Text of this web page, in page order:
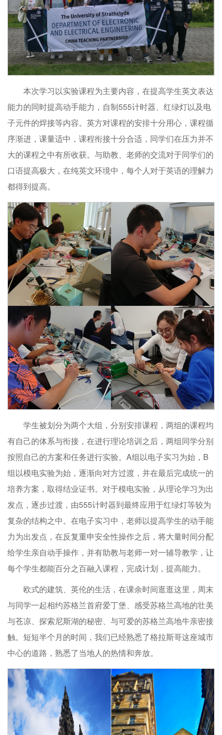
本次学习以实验课程为主要内容，在提高学生英文表达
能力的同时提高动手能力，自制555计时器、红绿灯以及电
子元件的焊接等内容。英方对课程的安排十分用心，课程循
序渐进，课量适中，课程衔接十分合适，同学们在压力并不
大的课程之中有所收获。与助教、老师的交流对于同学们的
口语提高极大，在纯英文环境中，每个人对于英语的理解力
都得到提高。
学生被划分为两个大组，分别安排课程，两组的课程均
有自己的体系与衔接，在进行理论培训之后，两组同学分别
按照自己的方案和任务进行实验。A组以电子实习为始，B
组以模电实验为始，逐渐向对方过渡，并在最后完成统一的
培养方案，取得结业证书。对于模电实验，从理论学习为出
发点，逐步过渡，由555计时器到最终应用于红绿灯等较为
复杂的结构之中。在电子实习中，老师以提高学生的动手能
力为出发点，在反复重申安全性操作之后，将大量时间分配
给学生亲自动手操作，并有助教与老师一对一辅导教学，让
每个学生都能百分之百融入课程，完成计划，提高能力。
欧式的建筑、英伦的生活，在课余时间逛逛这里，周末
与同学一起相约苏格兰首府爱丁堡、感受苏格兰高地的壮美
与苍凉、探索尼斯湖的秘密、与可爱的苏格兰高地牛亲密接
触。短短半个月的时间，我们已经熟悉了格拉斯哥这座城市
中心的道路，熟悉了当地人的热情和奔放。